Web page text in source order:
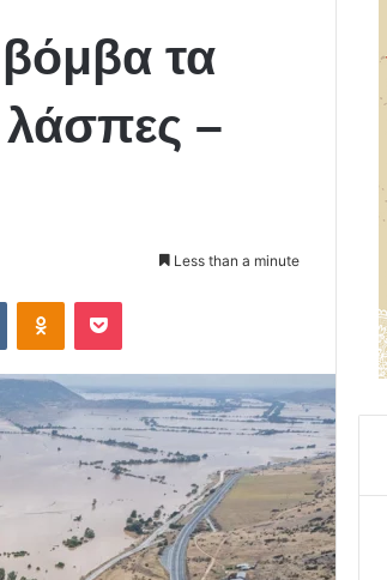
τα
–
Less than a minute